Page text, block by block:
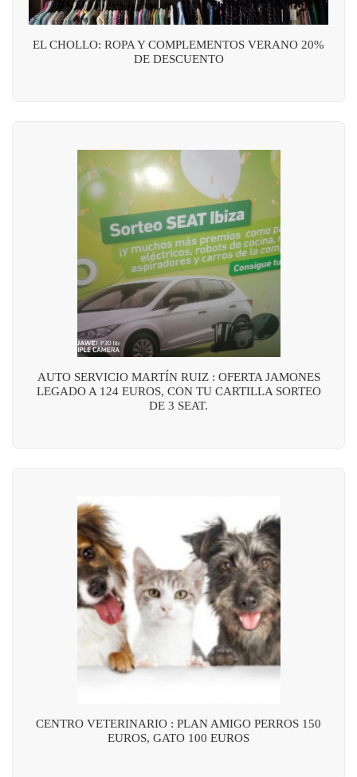
EL CHOLLO: ROPA Y COMPLEMENTOS VERANO 20%
DE DESCUENTO
AUTO SERVICIO MARTÍN RUIZ : OFERTA JAMONES
LEGADO A 124 EUROS, CON TU CARTILLA SORTEO
DE 3 SEAT.
CENTRO VETERINARIO : PLAN AMIGO PERROS 150
EUROS, GATO 100 EUROS